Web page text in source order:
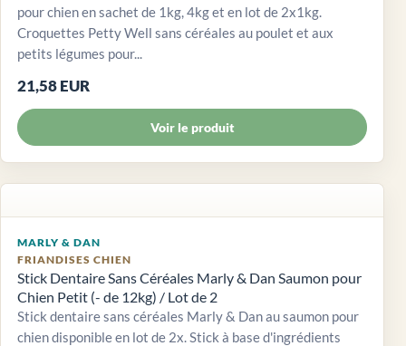
pour chien en sachet de 1kg, 4kg et en lot de 2x1kg.
Croquettes Petty Well sans céréales au poulet et aux
petits légumes pour...
21,58 EUR
Voir le produit
MARLY & DAN
FRIANDISES CHIEN
Stick Dentaire Sans Céréales Marly & Dan Saumon pour
Chien Petit (- de 12kg) / Lot de 2
Stick dentaire sans céréales Marly & Dan au saumon pour
chien disponible en lot de 2x. Stick à base d'ingrédients